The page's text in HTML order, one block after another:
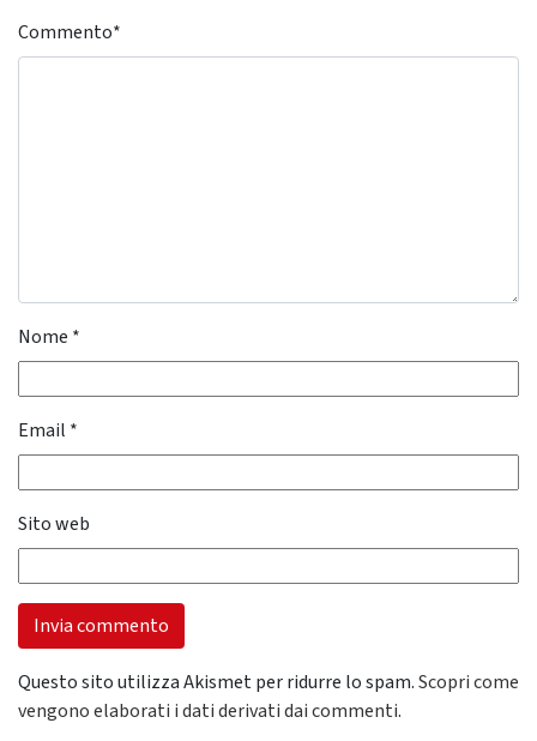
Commento*
Nome *
Email *
Sito web
Questo sito utilizza Akismet per ridurre lo spam.Scopri come
vengono elaborati i dati derivati dai commenti.